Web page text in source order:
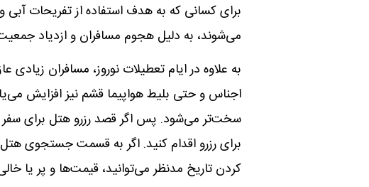
برای کسانی که به هدف استفاده از تفریحات آبی
می‌شوند، به دلیل هجوم مسافران و ازدیاد
به علاوه در ایام تعطیلات نوروز، مسافران
اجناس و حتی بلیط هواپیما قشم نیز افزایش
سخت‌تر می‌شود. پس اگر قصد رزرو هتل برای سفر به
برای رزرو اقدام کنید. اگر به قسمت جستجوی هتل
کردن تاریخ مدنظر می‌توانید، قیمت‌ها و پر یا